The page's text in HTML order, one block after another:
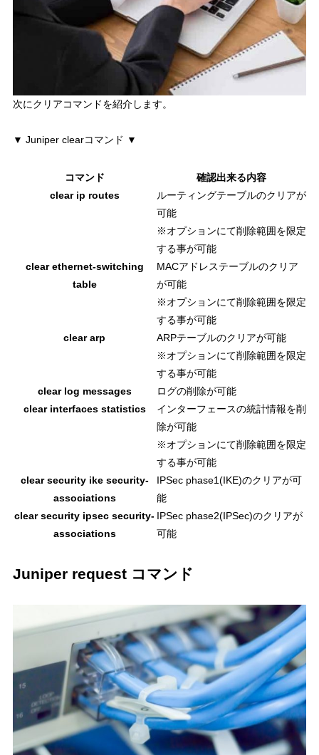
次にクリアコマンドを紹介します。
▼ Juniper clearコマンド ▼
コマンド
確認出来る内容
clear ip routes
ルーティングテーブルのクリアが
可能
※オプションにて削除範囲を限定
する事が可能
clear ethernet-switching
table
MACアドレステーブルのクリア
が可能
※オプションにて削除範囲を限定
する事が可能
clear arp
ARPテーブルのクリアが可能
※オプションにて削除範囲を限定
する事が可能
clear log messages
ログの削除が可能
clear interfaces statistics
インターフェースの統計情報を削
除が可能
※オプションにて削除範囲を限定
する事が可能
clear security ike security-
associations
IPSec phase1(IKE)のクリアが可
能
clear security ipsec security-
associations
IPSec phase2(IPSec)のクリアが
可能
Juniper request コマンド